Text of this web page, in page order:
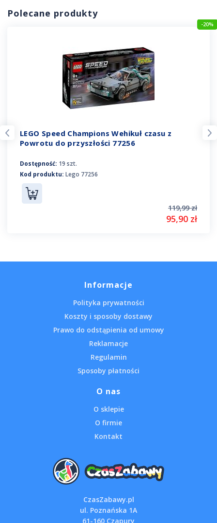
Polecane produkty
-20%
LEGO Speed Champions Wehikuł czasu z
Powrotu do przyszłości 77256
Dostępność: 19 szt.
Kod produktu: Lego 77256
119,99 zł
95,90 zł
Informacje
Polityka prywatności
Koszty i sposoby dostawy
Prawo do odstąpienia od umowy
Reklamacje
Regulamin
Sposoby płatności
O nas
O sklepie
O firmie
Kontakt
CzasZabawy.pl
ul. Poznańska 1A
61-160 Czapury